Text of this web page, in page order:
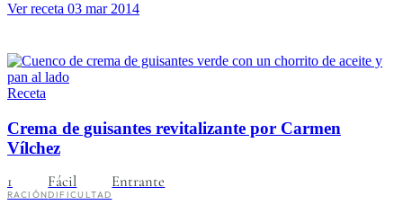
Ver receta 03 mar 2014
Receta
Crema de guisantes revitalizante por Carmen
Vílchez
1
RACIÓN
Fácil
DIFICULTAD
Entrante